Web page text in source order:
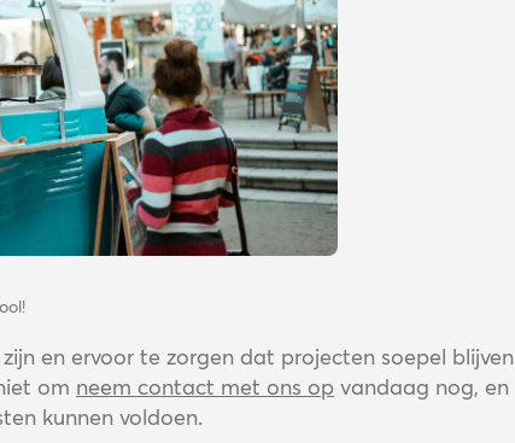
en ervoor te zorgen dat projecten soepel blijven
om neem contact met ons op vandaag nog, en
kunnen voldoen.